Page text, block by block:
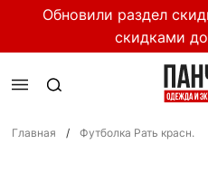
Обновили раздел
скидками
Главная / Футболка Рать красн.